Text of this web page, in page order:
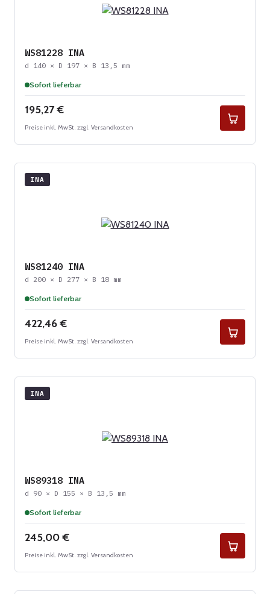
WS81228 INA
d 140 × D 197 × B 13,5 mm
Sofort lieferbar
Regulärer Preis:
195,27 €
Preise inkl. MwSt. zzgl. Versandkosten
INA
WS81240 INA
d 200 × D 277 × B 18 mm
Sofort lieferbar
Regulärer Preis:
422,46 €
Preise inkl. MwSt. zzgl. Versandkosten
INA
WS89318 INA
d 90 × D 155 × B 13,5 mm
Sofort lieferbar
Regulärer Preis:
245,00 €
Preise inkl. MwSt. zzgl. Versandkosten